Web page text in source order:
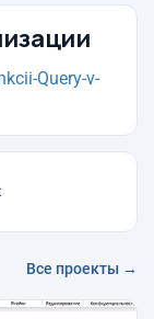
Query-v-
Все проекты →